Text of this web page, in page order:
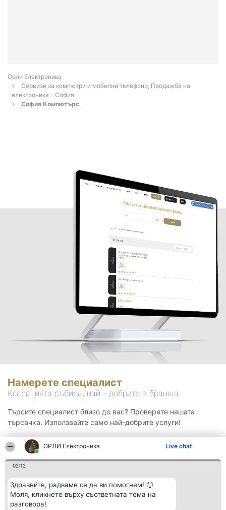
ОРЛИ Електроника Live chat
02:12
Здравейте, радваме се да ви помогнем! 🙂
Моля, кликнете върху съответната тема на
разговора!
Орли Електроника
Сервизи за компютри и мобилни телефони, Продажба на
електроника - София
София Компютърс
Намерете специалист
Класацията събира, най - добрите в бранша.
Търсите специалист близо до вас? Проверете нашата
търсачка. Използвайте само най-добрите услуги!